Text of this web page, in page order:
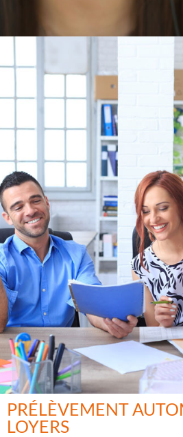
PRÉLÈVEMENT
LOYERS